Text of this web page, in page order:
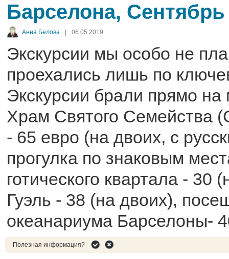
Барселона, Сентябрь
Анна Белова 06.05.2019
Экскурсии мы особо не
проехались лишь по
Экскурсии брали прямо
Храм Святого Семейства
- 65 евро (на двоих, с
прогулка по знаковым
готического квартала - 30
Гуэль - 38 (на двоих),
океанариума Барселоны-
Полезная информация?